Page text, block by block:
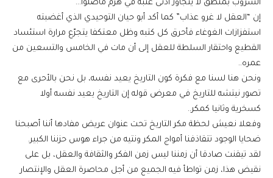
الشروب بمنطق لا يتجاوز أدنى عتبة في هرم ماصلوا…
إن “العقل لا غرو عذاب” كما أكد أبو حيان التوحيدي الذي أغضبته
استفزازات الغوغاء فأحرق كل كتبه وظل معتكفا يتجرّع مرارة استئساد
القطيع واحتقار السلطة للعقل إلى أن مات في الخامس والتسعين من
عمره..
ونحن هنا لسنا مع فكرة كون التاريخ يعيد نفسه، بل نحن بالأحرى مع
تصور نيتشه للتاريخ في معرض قوله إن التاريخ يعيد نفسه أولا
كسخرية وثانيا كمكر..
وفعلا نعيش لحظة مكر التاريخ تحت عنوان عريض مفادها أننا أصبحنا
ضحايا الوجود تتقاذفنا أمواج المكر ونتيه من جراء هوس حزننا الكبير.
لقد تيقنت صادقا أن زمننا ليس زمن الفكر والثقافة والعقل، بل على
نقيض هذا، زمن تواطأ فيه الجميع من أجل محاصرة العقل والإنتصار